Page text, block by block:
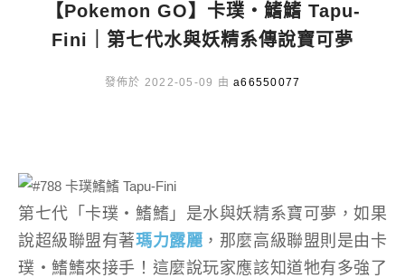
【Pokemon GO】卡璞・鰭鰭 Tapu-
Fini｜第七代水與妖精系傳說寶可夢
發佈於 2022-05-09 由 a66550077
第七代「卡璞・鰭鰭」是水與妖精系寶可夢，如果
說超級聯盟有著瑪力露麗 ，那麼高級聯盟則是由卡
璞・鰭鰭來接手！這麼說玩家應該知道牠有多強了